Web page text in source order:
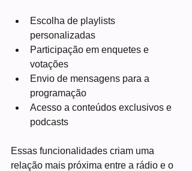
Escolha de playlists
personalizadas
Participação em enquetes e
votações
Envio de mensagens para a
programação
Acesso a conteúdos exclusivos e
podcasts
Essas funcionalidades criam uma
relação mais próxima entre a rádio e o